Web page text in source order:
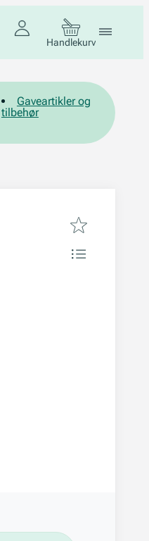
Handlekurv
Gaveartikler og
tilbehør